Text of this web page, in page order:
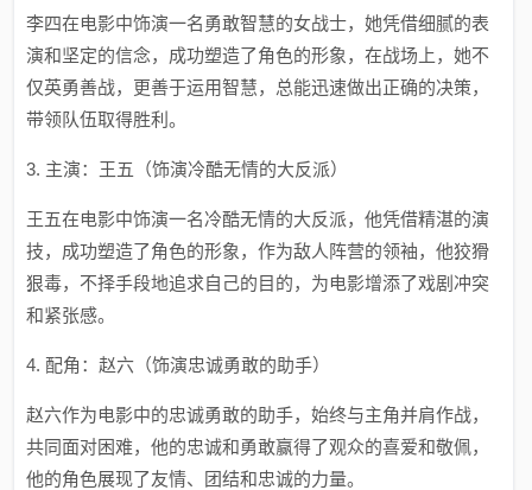
李四在电影中饰演一名勇敢智慧的女战士，她凭借细腻的表
演和坚定的信念，成功塑造了角色的形象，在战场上，她不
仅英勇善战，更善于运用智慧，总能迅速做出正确的决策，
带领队伍取得胜利。
3. 主演：王五（饰演冷酷无情的大反派）
王五在电影中饰演一名冷酷无情的大反派，他凭借精湛的演
技，成功塑造了角色的形象，作为敌人阵营的领袖，他狡猾
狠毒，不择手段地追求自己的目的，为电影增添了戏剧冲突
和紧张感。
4. 配角：赵六（饰演忠诚勇敢的助手）
赵六作为电影中的忠诚勇敢的助手，始终与主角并肩作战，
共同面对困难，他的忠诚和勇敢赢得了观众的喜爱和敬佩，
他的角色展现了友情、团结和忠诚的力量。